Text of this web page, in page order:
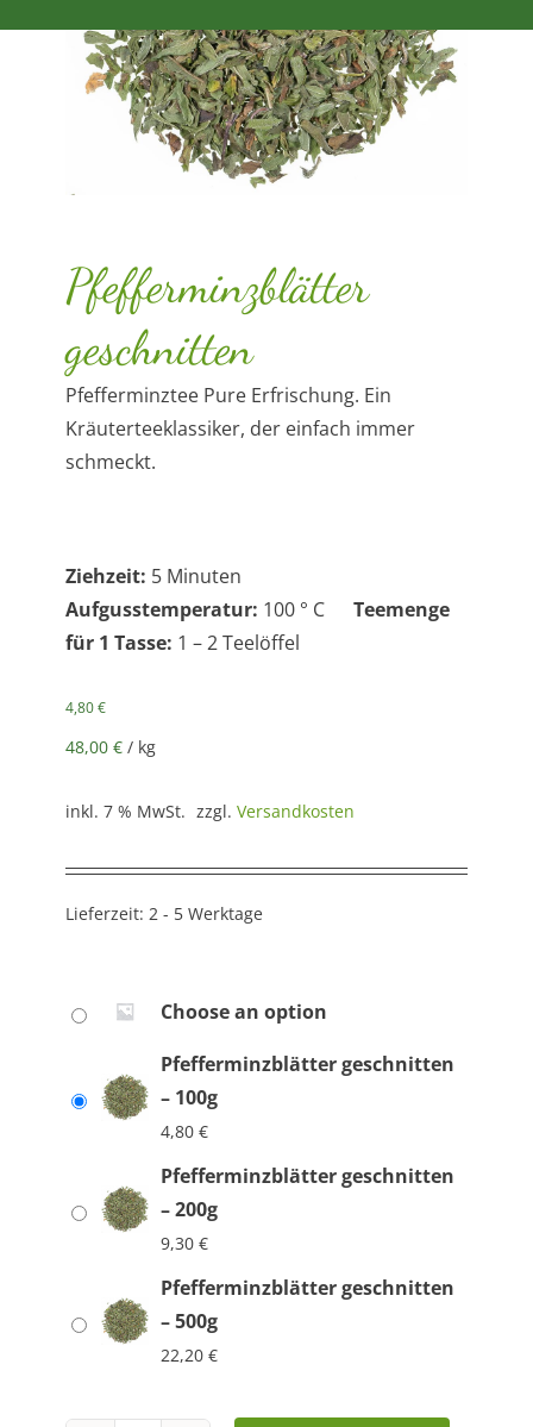
Pfefferminzblätter
geschnitten
Pfefferminztee Pure Erfrischung. Ein
Kräuterteeklassiker, der einfach immer
schmeckt.
Ziehzeit: 5 Minuten
Aufgusstemperatur: 100 ° C Teemenge
für 1 Tasse: 1 – 2 Teelöffel
4,80€
48,00 € / kg
inkl. 7 % MwSt. zzgl. Versandkosten
Lieferzeit: 2 - 5 Werktage
Choose an option
Pfefferminzblätter geschnitten
– 100g
4,80 €
Pfefferminzblätter geschnitten
– 200g
9,30 €
Pfefferminzblätter geschnitten
– 500g
22,20 €